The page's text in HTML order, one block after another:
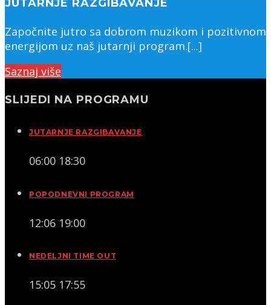
JUTARNJE RAZGIBAVANJE
Započnite jutro sa dobrom muzikom i pozitivnom
energijom uz naš jutarnji program.[...]
Saznaj više
SLIJEDI NA PROGRAMU
JUTARNJE RAZGIBAVANJE
06:00 18:30
POPODNEVNI PROGRAM
12:06 19:00
NEDELJNI TIME OUT
15:05 17:55